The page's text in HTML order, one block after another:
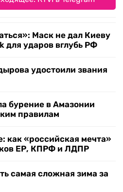
Маск не дал Киеву
для ударов вглубь РФ
удостоили звания
бурение в Амазонии
правилам
как «российская мечта»
ЕР, КПРФ и ЛДПР
самая сложная зима за